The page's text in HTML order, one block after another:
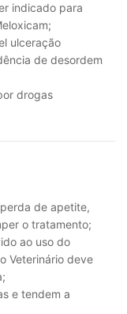
indicado para
ulceração
de desordem
drogas
de apetite,
o tratamento;
ao uso do
Veterinário deve
e tendem a